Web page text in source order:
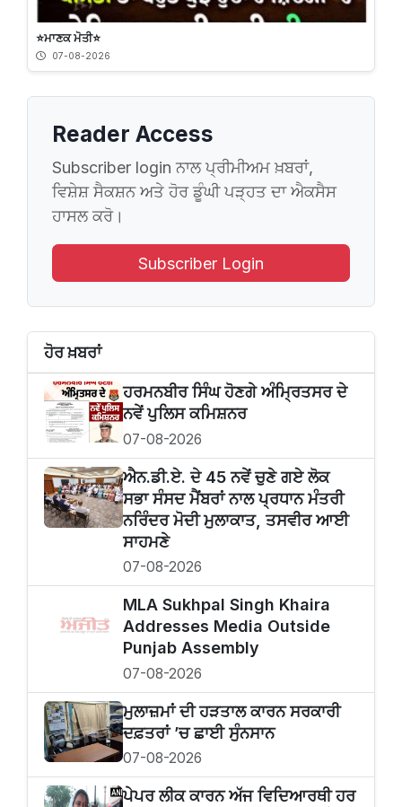
⭐️ਮਾਣਕ ਮੋਤੀ⭐️
07-08-2026
Reader Access
Subscriber login ਨਾਲ ਪ੍ਰੀਮੀਅਮ ਖ਼ਬਰਾਂ,
ਵਿਸ਼ੇਸ਼ ਸੈਕਸ਼ਨ ਅਤੇ ਹੋਰ ਡੂੰਘੀ ਪੜ੍ਹਤ ਦਾ ਐਕਸੈਸ
ਹਾਸਲ ਕਰੋ।
Subscriber Login
ਹੋਰ ਖ਼ਬਰਾਂ
ਹਰਮਨਬੀਰ ਸਿੰਘ ਹੋਣਗੇ ਅੰਮ੍ਰਿਤਸਰ ਦੇ
ਨਵੇਂ ਪੁਲਿਸ ਕਮਿਸ਼ਨਰ
07-08-2026
ਐਨ.ਡੀ.ਏ. ਦੇ 45 ਨਵੇਂ ਚੁਣੇ ਗਏ ਲੋਕ
ਸਭਾ ਸੰਸਦ ਮੈਂਬਰਾਂ ਨਾਲ ਪ੍ਰਧਾਨ ਮੰਤਰੀ
ਨਰਿੰਦਰ ਮੋਦੀ ਮੁਲਾਕਾਤ, ਤਸਵੀਰ ਆਈ
ਸਾਹਮਣੇ
07-08-2026
MLA Sukhpal Singh Khaira
Addresses Media Outside
Punjab Assembly
07-08-2026
ਮੁਲਾਜ਼ਮਾਂ ਦੀ ਹੜਤਾਲ ਕਾਰਨ ਸਰਕਾਰੀ
ਦਫ਼ਤਰਾਂ ’ਚ ਛਾਈ ਸੁੰਨਸਾਨ
07-08-2026
ਪੇਪਰ ਲੀਕ ਕਾਰਨ ਅੱਜ ਵਿਦਿਆਰਥੀ ਹਰ